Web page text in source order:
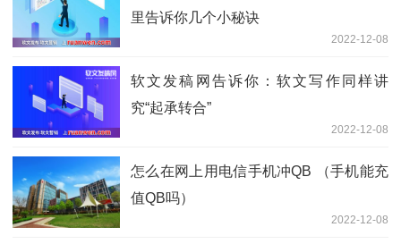
里告诉你几个小秘诀
2022-12-08
软文发稿网告诉你：软文写作同样讲
究“起承转合”
2022-12-08
怎么在网上用电信手机冲QB （手机能充
值QB吗）
2022-12-08